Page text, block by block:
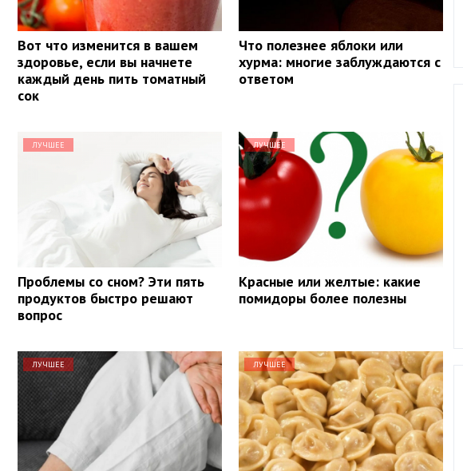
Вот что изменится в вашем
здоровье, если вы начнете
каждый день пить томатный
сок
Что полезнее яблоки или
хурма: многие заблуждаются с
ответом
ЛУЧШЕЕ
Проблемы со сном? Эти пять
продуктов быстро решают
вопрос
ЛУЧШЕЕ
Красные или желтые: какие
помидоры более полезны
ЛУЧШЕЕ ЛУЧШЕЕ